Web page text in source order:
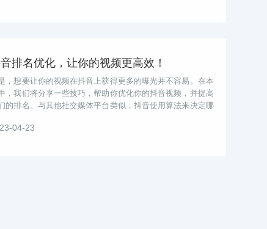
排名优化，让你的视频更高效！
，想要让你的视频在抖音上获得更多的曝光并不容易。在本
，我们将分享一些技巧，帮助你优化你的抖音视频，并提高
的排名。与其他社交媒体平台类似，抖音使用算法来决定哪
04-23